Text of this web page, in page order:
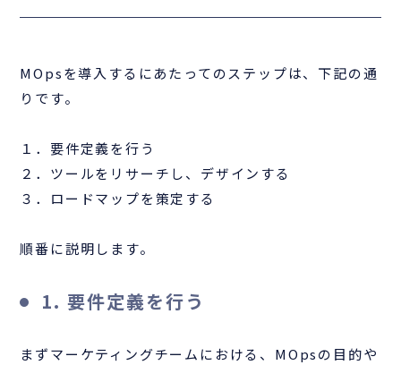
MOpsを導入するにあたってのステップは、下記の通
りです。
１．要件定義を行う
２．ツールをリサーチし、デザインする
３．ロードマップを策定する
順番に説明します。
1. 要件定義を行う
まずマーケティングチームにおける、MOpsの目的や